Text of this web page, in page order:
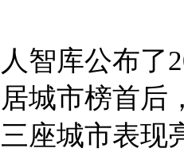
智库公布了
城市榜首后
座城市表现